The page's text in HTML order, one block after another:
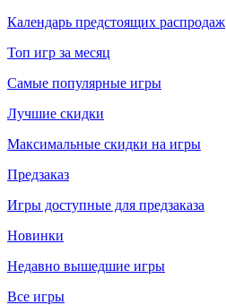
Календарь предстоящих распродаж
Топ игр за месяц
Самые популярные игры
Лучшие скидки
Максимальные скидки на игры
Предзаказ
Игры доступные для предзаказа
Новинки
Недавно вышедшие игры
Все игры